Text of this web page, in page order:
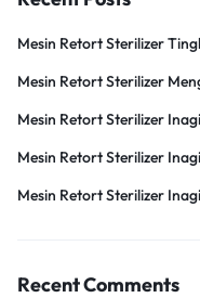
Mesin Retort Sterilizer
Mesin Retort Sterilizer
Mesin Retort Sterilizer
Mesin Retort Sterilizer
Mesin Retort Sterilizer
Recent Comments